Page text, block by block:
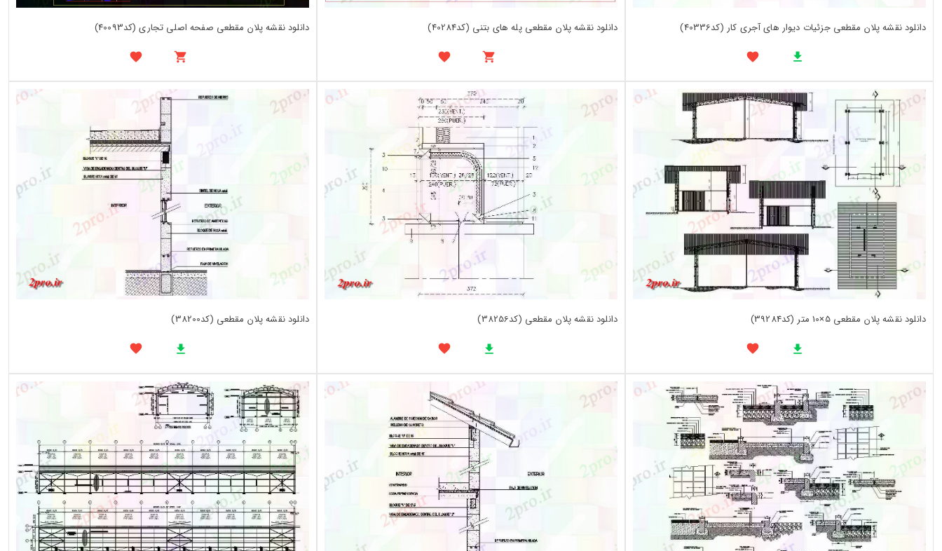
دانلود نقشه پلان مقطعی جزئیات دیوار های آجری کار (کد40336) دانلود نقشه پلان مقطعی پله های بتنی (کد40284) دانلود نقشه پلان مقطعی صفحه اصلی تجاری (کد40093)
دانلود نقشه پلان مقطعی 5×10 متر (کد39284) دانلود نقشه پلان مقطعی (کد38256) دانلود نقشه پلان مقطعی (کد38200)